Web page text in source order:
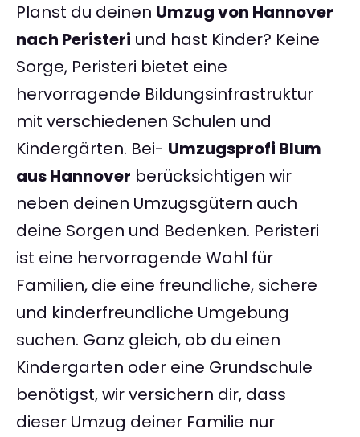
Planst du deinen Umzug von Hannover
nach Peristeri und hast Kinder? Keine
Sorge, Peristeri bietet eine
hervorragende Bildungsinfrastruktur
mit verschiedenen Schulen und
Kindergärten. Bei- Umzugsprofi Blum
aus Hannover berücksichtigen wir
neben deinen Umzugsgütern auch
deine Sorgen und Bedenken. Peristeri
ist eine hervorragende Wahl für
Familien, die eine freundliche, sichere
und kinderfreundliche Umgebung
suchen. Ganz gleich, ob du einen
Kindergarten oder eine Grundschule
benötigst, wir versichern dir, dass
dieser Umzug deiner Familie nur